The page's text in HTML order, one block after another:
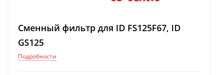
Сменный фильтр для ID FS125F67, ID
GS125
Подробности